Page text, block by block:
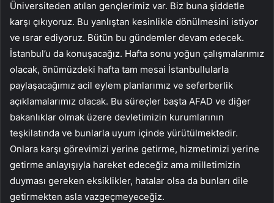
Üniversiteden atılan gençlerimiz var. Biz buna şiddetle
karşı çıkıyoruz. Bu yanlıştan kesinlikle dönülmesini istiyor
ve ısrar ediyoruz. Bütün bu gündemler devam edecek.
İstanbul’u da konuşacağız. Hafta sonu yoğun çalışmalarımız
olacak, önümüzdeki hafta tam mesai İstanbullularla
paylaşacağımız acil eylem planlarımız ve seferberlik
açıklamalarımız olacak. Bu süreçler başta AFAD ve diğer
bakanlıklar olmak üzere devletimizin kurumlarının
teşkilatında ve bunlarla uyum içinde yürütülmektedir.
Onlara karşı görevimizi yerine getirme, hizmetimizi yerine
getirme anlayışıyla hareket edeceğiz ama milletimizin
duyması gereken eksiklikler, hatalar olsa da bunları dile
getirmekten asla vazgeçmeyeceğiz.